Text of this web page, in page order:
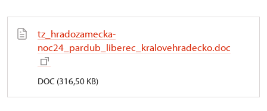
tz_hradozamecka-
noc24_pardub_liberec_kralovehradecko.doc
DOC (316,50 KB)